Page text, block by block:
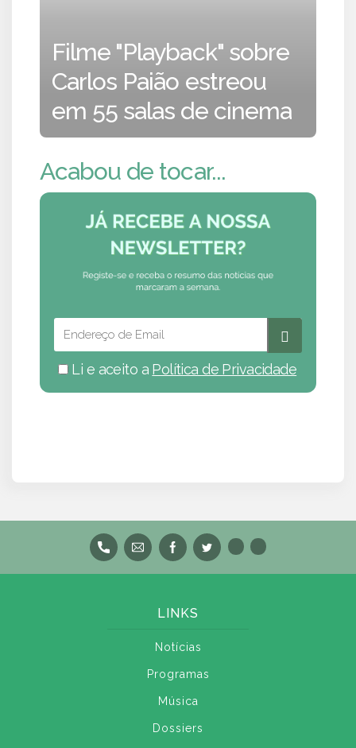
Filme "Playback" sobre
Carlos Paião estreou
em 55 salas de cinema
Acabou de tocar...
Li e aceito a Política de Privacidade
LINKS
Notícias
Programas
Música
Dossiers